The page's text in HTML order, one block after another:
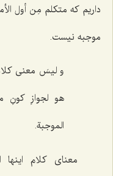
داریم که متکلم مِن أول
موجبه نیست.
و لیسَ معنى
هو لجوازِ کونِ
الموجبة.
معنای کلام